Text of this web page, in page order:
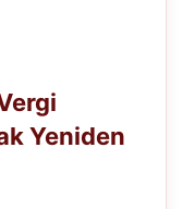
Yeniden